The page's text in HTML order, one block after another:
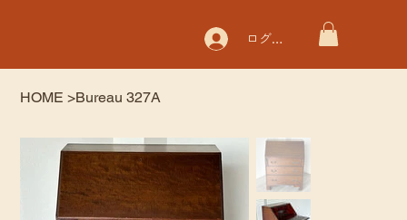
ログイン
HOME >Bureau 327A